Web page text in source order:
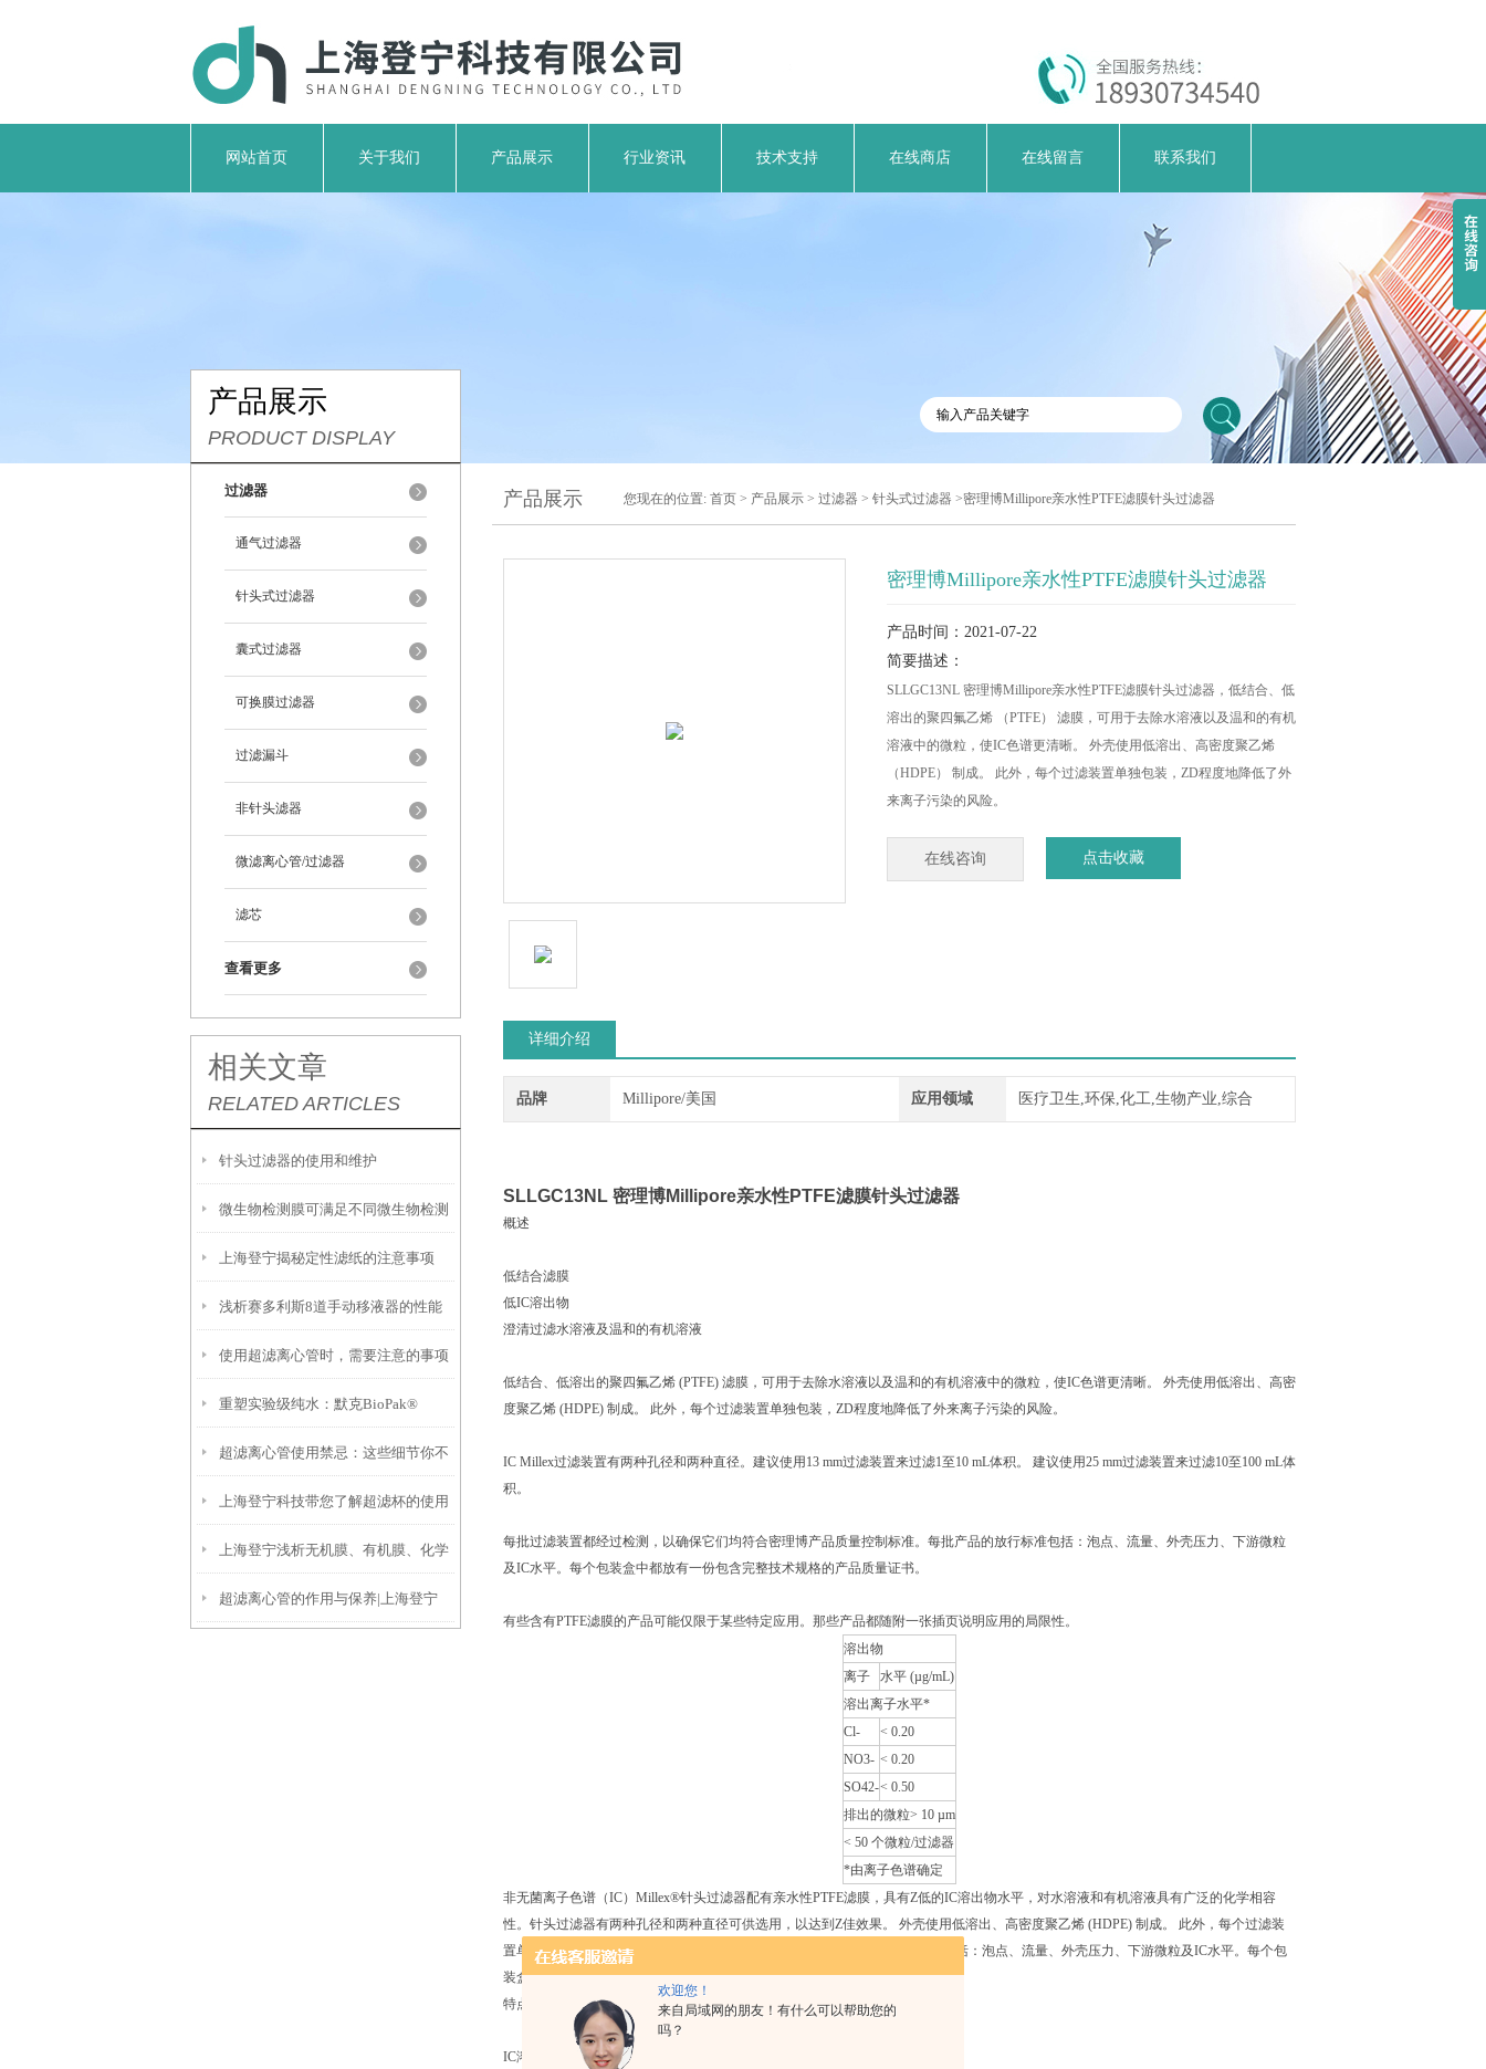
欢迎您！
来自局域网的朋友！有什么可以帮助您的
吗？
网站首页 关于我们 产品展示 行业资讯 技术支持 在线商店 在线留言 联系我们
产品展示
PRODUCT DISPLAY
过滤器
通气过滤器
针头式过滤器
囊式过滤器
可换膜过滤器
过滤漏斗
非针头滤器
微滤离心管/过滤器
滤芯
查看更多
相关文章
RELATED ARTICLES
针头过滤器的使用和维护
微生物检测膜可满足不同微生物检测
要求
上海登宁揭秘定性滤纸的注意事项
浅析赛多利斯8道手动移液器的性能
特点
使用超滤离心管时，需要注意的事项
重塑实验级纯水：默克BioPak®
CDUFBI0A1超滤纯化柱
超滤离心管使用禁忌：这些细节你不
能错过
上海登宁科技带您了解超滤杯的使用
方法
上海登宁浅析无机膜、有机膜、化学
法处理乳化油废水优缺点
超滤离心管的作用与保养|上海登宁
产品展示 您现在的位置: 首页 > 产品展示 > 过滤器 > 针头式过滤器 >密理博Millipore亲水性PTFE滤膜针头过滤器
密理博Millipore亲水性PTFE滤膜针头过滤器
产品时间：2021-07-22
简要描述：
SLLGC13NL 密理博Millipore亲水性PTFE滤膜针头过滤器，低结合、低
溶出的聚四氟乙烯 （PTFE） 滤膜，可用于去除水溶液以及温和的有机
溶液中的微粒，使IC色谱更清晰。 外壳使用低溶出、高密度聚乙烯
（HDPE） 制成。 此外，每个过滤装置单独包装，ZD程度地降低了外
来离子污染的风险。
在线咨询 点击收藏
详细介绍
品牌 Millipore/美国 应用领域 医疗卫生,环保,化工,生物产业,综合
SLLGC13NL 密理博Millipore亲水性PTFE滤膜针头过滤器
概述
低结合滤膜
低IC溶出物
澄清过滤水溶液及温和的有机溶液
低结合、低溶出的聚四氟乙烯 (PTFE) 滤膜，可用于去除水溶液以及温和的有机溶液中的微粒，使IC色谱更清晰。 外壳使用低溶出、高密
度聚乙烯 (HDPE) 制成。 此外，每个过滤装置单独包装，ZD程度地降低了外来离子污染的风险。
IC Millex过滤装置有两种孔径和两种直径。建议使用13 mm过滤装置来过滤1至10 mL体积。 建议使用25 mm过滤装置来过滤10至100 mL体
积。
每批过滤装置都经过检测，以确保它们均符合密理博产品质量控制标准。每批产品的放行标准包括：泡点、流量、外壳压力、下游微粒
及IC水平。每个包装盒中都放有一份包含完整技术规格的产品质量证书。
有些含有PTFE滤膜的产品可能仅限于某些特定应用。那些产品都随附一张插页说明应用的局限性。
溶出物
离子
水平 (µg/mL)
溶出离子水平*
Cl-
< 0.20
NO3- < 0.20
SO42-< 0.50
排出的微粒> 10 µm
< 50 个微粒/过滤器
*由离子色谱确定
非无菌离子色谱（IC）Millex®针头过滤器配有亲水性PTFE滤膜，具有Z低的IC溶出物水平，对水溶液和有机溶液具有广泛的化学相容
性。针头过滤器有两种孔径和两种直径可供选用，以达到Z佳效果。 外壳使用低溶出、高密度聚乙烯 (HDPE) 制成。 此外，每个过滤装
置单独包装，ZD程度地降低了外来离子污染的风险。 每批产品的放行标准包括：泡点、流量、外壳压力、下游微粒及IC水平。每个包
装盒中都放有一份包含完整技术规格的产品质量证书。
特点及优点
IC溶出物水平Z低，优化了敏感分析中的背景水平